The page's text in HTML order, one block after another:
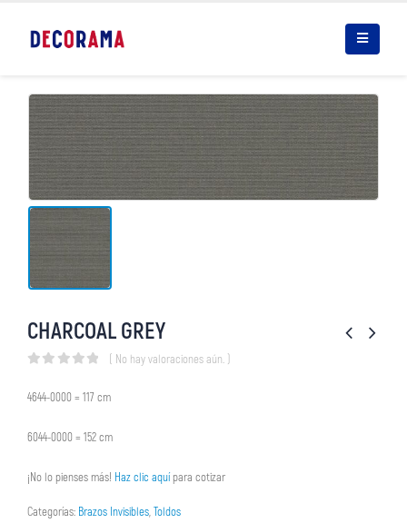
CHARCOAL GREY
( No hay valoraciones aún. )
4644-0000 = 117 cm
6044-0000 = 152 cm
¡No lo pienses más! Haz clic aquípara cotizar
Categorías: Brazos Invisibles,Toldos